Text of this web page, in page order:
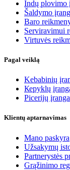
Indų plovimo
Šaldymo
Baro
Serviravimui
Virtuvės
Pagal veiklą
Kebabinių
Кеpyklų
Picerijų įranga
Klientų aptarnavimas
Mano paskyra
Užsakymų
Partnerystės
Grąžinimo